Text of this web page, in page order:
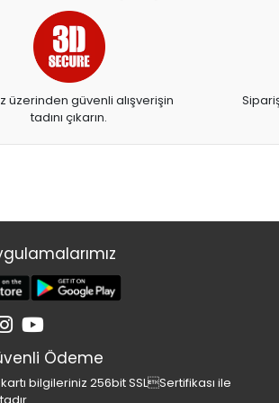
YAYINLARI
COCUK
çanta
YAY.
CASTELL
üzerinden güvenli alışverişin
tadını çıkarın.
Ödeme
bilgileriniz 256bit SSLSertifikası ile